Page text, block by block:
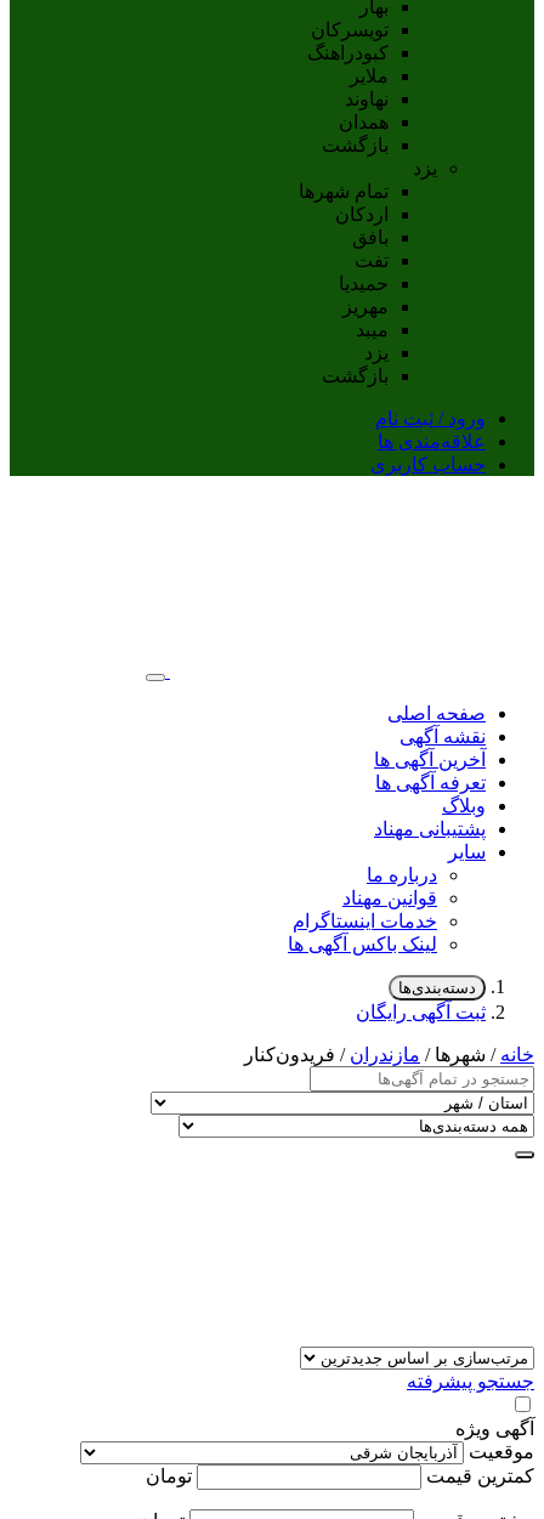
بهار
تويسرکان
کبودراهنگ
ملاير
نهاوند
همدان
بازگشت
یزد
تمام شهر‌ها
اردکان
بافق
تفت
حميديا
مهریز
ميبد
يزد
بازگشت
ورود / ثبت نام
علاقه‌مندی ها
حساب کاربری
صفحه اصلی
نقشه آگهی
آخرین آگهی ها
تعرفه آگهی ها
وبلاگ
پشتیبانی مهناد
سایر
درباره ما
قوانین مهناد
خدمات اینستاگرام
لینک باکس آگهی ها
دسته‌بندی‌ها
ثبت آگهی رایگان
خانه / شهرها / مازندران / فريدون‌کنار
جستجو پیشرفته
آگهی ویژه
موقعیت
کمترین قیمت
تومان